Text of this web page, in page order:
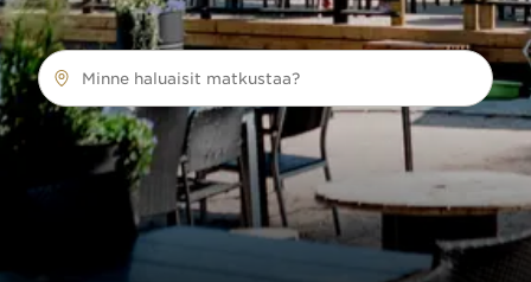
Minne haluaisit matkustaa?